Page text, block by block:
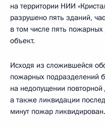
на территории НИИ
разрушено пять зданий,
в том числе пять
объект.
Исходя из сложившейся
пожарных подразделений
на недопущении
а также ликвидации
минут пожар ликвидирован.